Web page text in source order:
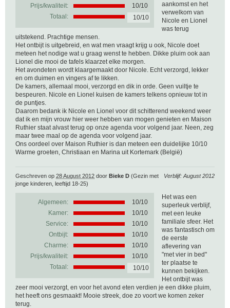
Prijs/kwaliteit:
10/10
Totaal:
10/10
aankomst en het
verwelkom van
Nicole en Lionel
was terug
uitstekend. Prachtige mensen.
Het ontbijt is uitgebreid, en wat men vraagt krijg u ook, Nicole doet
meteen het nodige wat u graag wenst te hebben. Dikke pluim ook aan
Lionel die mooi de tafels klaarzet elke morgen.
Het avondeten wordt klaargemaakt door Nicole. Echt verzorgd, lekker
en om duimen en vingers af te likken.
De kamers, allemaal mooi, verzorgd en dik in orde. Geen vuiltje te
bespeuren. Nicole en Lionel kuisen de kamers telkens opnieuw tot in
de puntjes.
Daarom bedank ik Nicole en Lionel voor dit schitterend weekend weer
dat ik en mijn vrouw hier weer hebben van mogen genieten en Maison
Ruthier staat alvast terug op onze agenda voor volgend jaar. Neen, zeg
maar twee maal op de agenda voor volgend jaar.
Ons oordeel over Maison Ruthier is dan meteen een duidelijke 10/10
Warme groeten, Christiaan en Marina uit Kortemark (België)
Verblijf: August 2012
Geschreven op 28 August 2012 door Bieke D (Gezin met
jonge kinderen, leeftijd 18-25)
Algemeen: 10/10
Kamer:
10/10
Service:
10/10
Ontbijt:
10/10
Charme:
10/10
Prijs/kwaliteit:
10/10
Totaal:
10/10
Het was een
superleuk verblijf,
met een leuke
familiale sfeer. Het
was fantastisch om
de eerste
aflevering van
"met vier in bed"
ter plaatse te
kunnen bekijken.
Het ontbijt was
zeer mooi verzorgt, en voor het avond eten verdien je een dikke pluim,
het heeft ons gesmaakt! Mooie streek, doe zo voort we komen zeker
terug.